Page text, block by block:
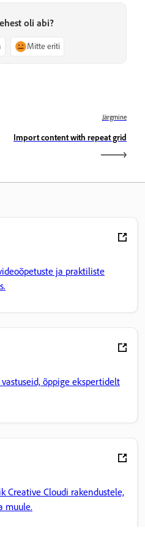
oli abi?
Mitte eriti
Järgmine
Import content with repeat grid
ja praktiliste
õppige ekspertidelt
Creative Cloudi rakendustele,
muule.